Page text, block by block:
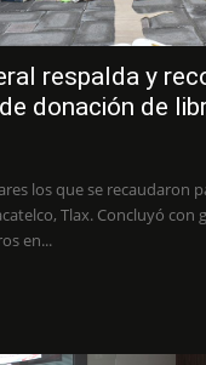
respalda y
donación de
los que se recaudaron
en...